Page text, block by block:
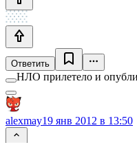
Ответить
НЛО прилетело и
alexmay19 янв 2012 в 13:50